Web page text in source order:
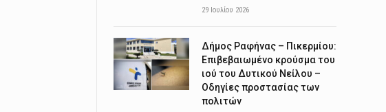
29 Ιουλίου 2026
Δήμος Ραφήνας – Πικερμίου:
Επιβεβαιωμένο κρούσμα του
ιού του Δυτικού Νείλου –
Οδηγίες προστασίας των
πολιτών